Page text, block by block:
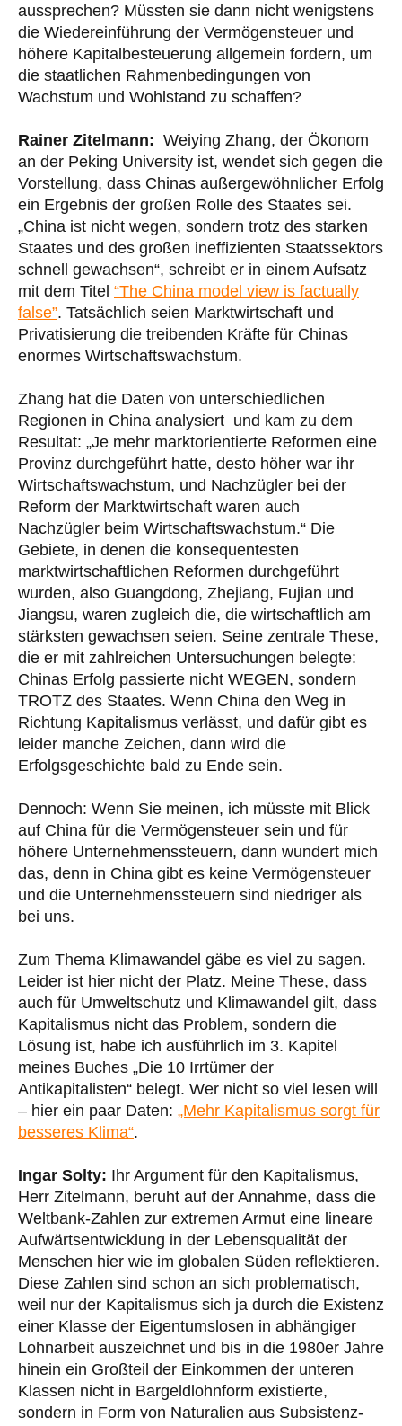
aussprechen? Müssten sie dann nicht wenigstens
die Wiedereinführung der Vermögensteuer und
höhere Kapitalbesteuerung allgemein fordern, um
die staatlichen Rahmenbedingungen von
Wachstum und Wohlstand zu schaffen?
Rainer Zitelmann: Weiying Zhang, der Ökonom
an der Peking University ist, wendet sich gegen die
Vorstellung, dass Chinas außergewöhnlicher Erfolg
ein Ergebnis der großen Rolle des Staates sei.
„China ist nicht wegen, sondern trotz des starken
Staates und des großen ineffizienten Staatssektors
schnell gewachsen“, schreibt er in einem Aufsatz
mit dem Titel “The China model view is factually
false”. Tatsächlich seien Marktwirtschaft und
Privatisierung die treibenden Kräfte für Chinas
enormes Wirtschaftswachstum.
Zhang hat die Daten von unterschiedlichen
Regionen in China analysiert und kam zu dem
Resultat: „Je mehr marktorientierte Reformen eine
Provinz durchgeführt hatte, desto höher war ihr
Wirtschaftswachstum, und Nachzügler bei der
Reform der Marktwirtschaft waren auch
Nachzügler beim Wirtschaftswachstum.“ Die
Gebiete, in denen die konsequentesten
marktwirtschaftlichen Reformen durchgeführt
wurden, also Guangdong, Zhejiang, Fujian und
Jiangsu, waren zugleich die, die wirtschaftlich am
stärksten gewachsen seien. Seine zentrale These,
die er mit zahlreichen Untersuchungen belegte:
Chinas Erfolg passierte nicht WEGEN, sondern
TROTZ des Staates. Wenn China den Weg in
Richtung Kapitalismus verlässt, und dafür gibt es
leider manche Zeichen, dann wird die
Erfolgsgeschichte bald zu Ende sein.
Dennoch: Wenn Sie meinen, ich müsste mit Blick
auf China für die Vermögensteuer sein und für
höhere Unternehmenssteuern, dann wundert mich
das, denn in China gibt es keine Vermögensteuer
und die Unternehmenssteuern sind niedriger als
bei uns.
Zum Thema Klimawandel gäbe es viel zu sagen.
Leider ist hier nicht der Platz. Meine These, dass
auch für Umweltschutz und Klimawandel gilt, dass
Kapitalismus nicht das Problem, sondern die
Lösung ist, habe ich ausführlich im 3. Kapitel
meines Buches „Die 10 Irrtümer der
Antikapitalisten“ belegt. Wer nicht so viel lesen will
– hier ein paar Daten: „Mehr Kapitalismus sorgt für
besseres Klima“.
Ingar Solty: Ihr Argument für den Kapitalismus,
Herr Zitelmann, beruht auf der Annahme, dass die
Weltbank-Zahlen zur extremen Armut eine lineare
Aufwärtsentwicklung in der Lebensqualität der
Menschen hier wie im globalen Süden reflektieren.
Diese Zahlen sind schon an sich problematisch,
weil nur der Kapitalismus sich ja durch die Existenz
einer Klasse der Eigentumslosen in abhängiger
Lohnarbeit auszeichnet und bis in die 1980er Jahre
hinein ein Großteil der Einkommen der unteren
Klassen nicht in Bargeldlohnform existierte,
sondern in Form von Naturalien aus Subsistenz-